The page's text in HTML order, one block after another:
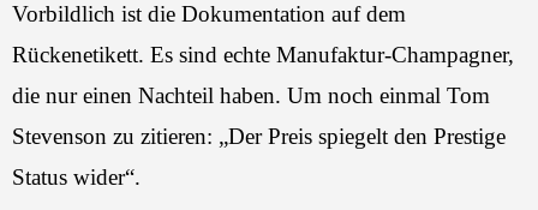
Vorbildlich ist die Dokumentation auf dem
Rückenetikett. Es sind echte Manufaktur-Champagner,
die nur einen Nachteil haben. Um noch einmal Tom
Stevenson zu zitieren: „Der Preis spiegelt den Prestige
Status wider“.